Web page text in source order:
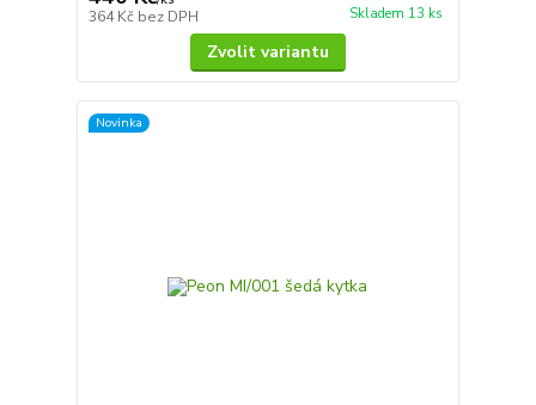
364 Kč bez DPH Skladem 13 ks
Zvolit variantu
Novinka